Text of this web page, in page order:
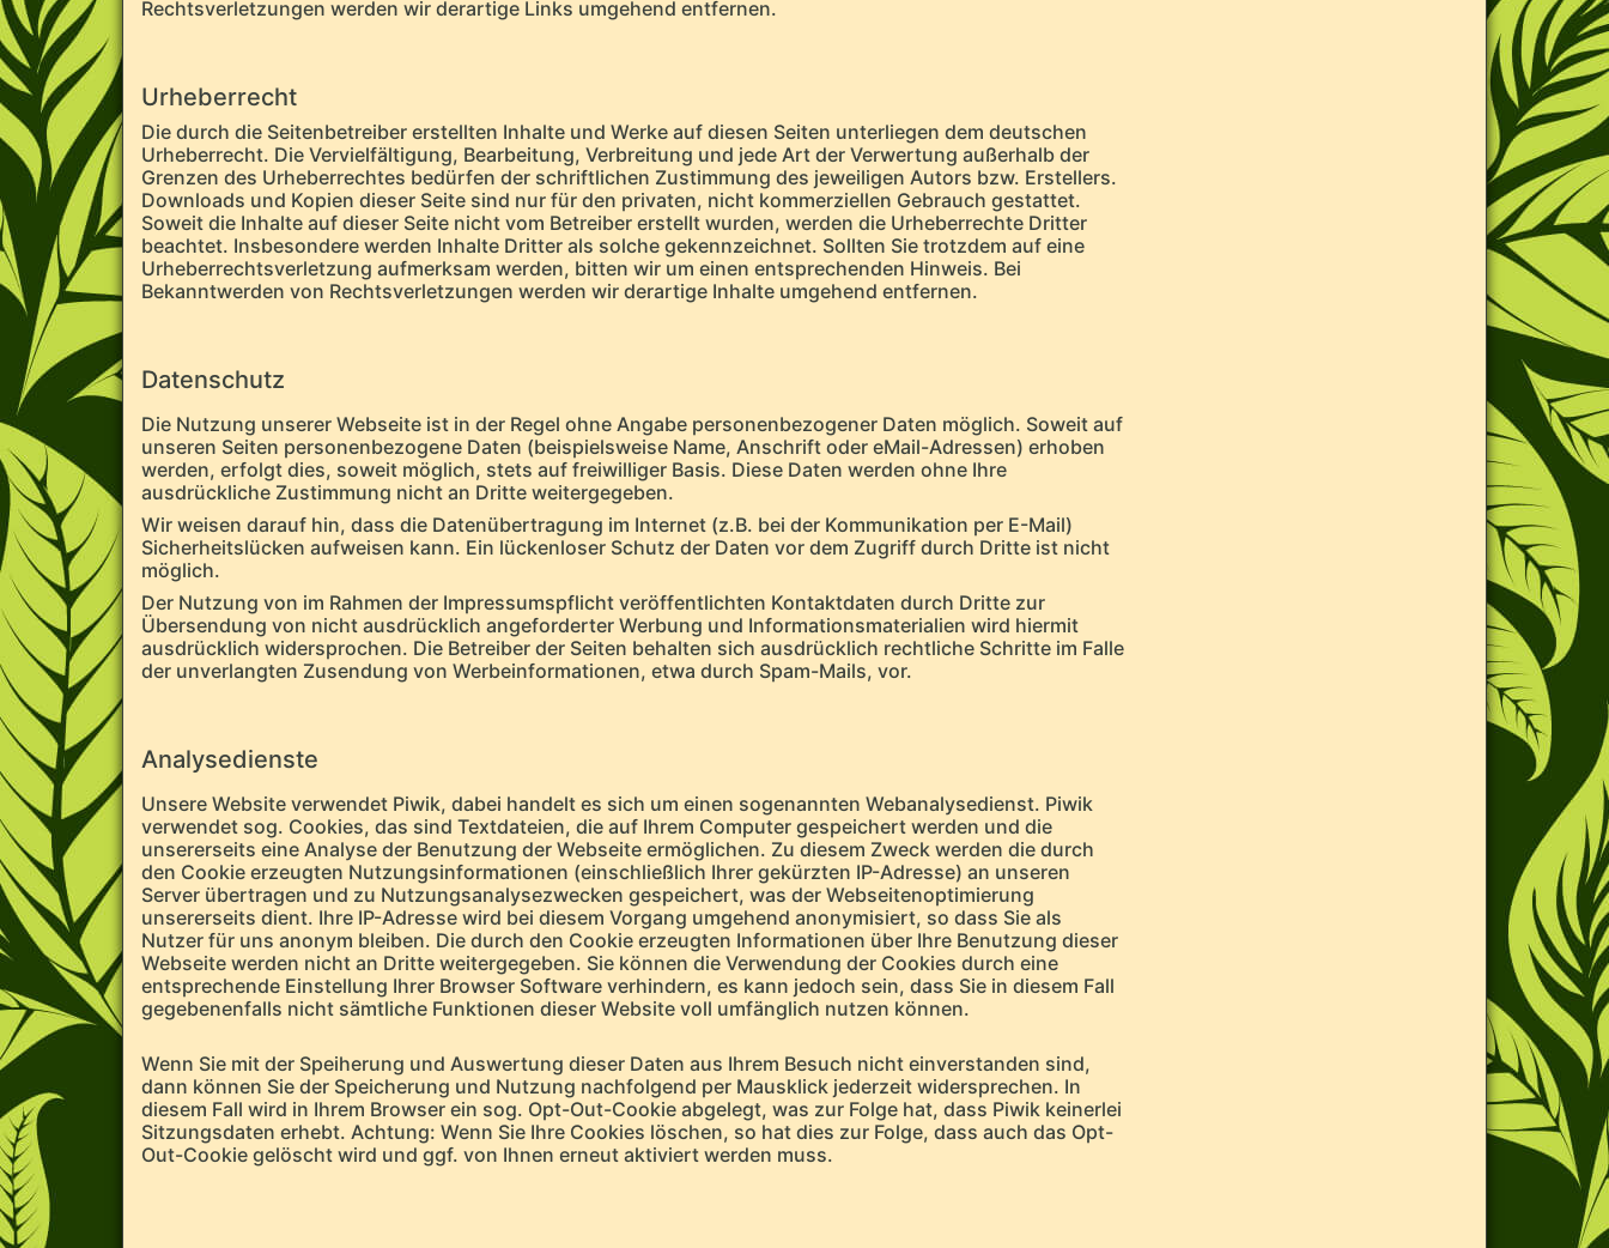
Rechtsverletzungen werden wir derartige Links umgehend entfernen.
Urheberrecht
Die durch die Seitenbetreiber erstellten Inhalte und Werke auf diesen Seiten unterliegen dem deutschen
Urheberrecht. Die Vervielfältigung, Bearbeitung, Verbreitung und jede Art der Verwertung außerhalb der
Grenzen des Urheberrechtes bedürfen der schriftlichen Zustimmung des jeweiligen Autors bzw. Erstellers.
Downloads und Kopien dieser Seite sind nur für den privaten, nicht kommerziellen Gebrauch gestattet.
Soweit die Inhalte auf dieser Seite nicht vom Betreiber erstellt wurden, werden die Urheberrechte Dritter
beachtet. Insbesondere werden Inhalte Dritter als solche gekennzeichnet. Sollten Sie trotzdem auf eine
Urheberrechtsverletzung aufmerksam werden, bitten wir um einen entsprechenden Hinweis. Bei
Bekanntwerden von Rechtsverletzungen werden wir derartige Inhalte umgehend entfernen.
Datenschutz
Die Nutzung unserer Webseite ist in der Regel ohne Angabe personenbezogener Daten möglich. Soweit auf
unseren Seiten personenbezogene Daten (beispielsweise Name, Anschrift oder eMail-Adressen) erhoben
werden, erfolgt dies, soweit möglich, stets auf freiwilliger Basis. Diese Daten werden ohne Ihre
ausdrückliche Zustimmung nicht an Dritte weitergegeben.
Wir weisen darauf hin, dass die Datenübertragung im Internet (z.B. bei der Kommunikation per E-Mail)
Sicherheitslücken aufweisen kann. Ein lückenloser Schutz der Daten vor dem Zugriff durch Dritte ist nicht
möglich.
Der Nutzung von im Rahmen der Impressumspflicht veröffentlichten Kontaktdaten durch Dritte zur
Übersendung von nicht ausdrücklich angeforderter Werbung und Informationsmaterialien wird hiermit
ausdrücklich widersprochen. Die Betreiber der Seiten behalten sich ausdrücklich rechtliche Schritte im Falle
der unverlangten Zusendung von Werbeinformationen, etwa durch Spam-Mails, vor.
Analysedienste
Unsere Website verwendet Piwik, dabei handelt es sich um einen sogenannten Webanalysedienst. Piwik
verwendet sog. Cookies, das sind Textdateien, die auf Ihrem Computer gespeichert werden und die
unsererseits eine Analyse der Benutzung der Webseite ermöglichen. Zu diesem Zweck werden die durch
den Cookie erzeugten Nutzungsinformationen (einschließlich Ihrer gekürzten IP-Adresse) an unseren
Server übertragen und zu Nutzungsanalysezwecken gespeichert, was der Webseitenoptimierung
unsererseits dient. Ihre IP-Adresse wird bei diesem Vorgang umgehend anonymisiert, so dass Sie als
Nutzer für uns anonym bleiben. Die durch den Cookie erzeugten Informationen über Ihre Benutzung dieser
Webseite werden nicht an Dritte weitergegeben. Sie können die Verwendung der Cookies durch eine
entsprechende Einstellung Ihrer Browser Software verhindern, es kann jedoch sein, dass Sie in diesem Fall
gegebenenfalls nicht sämtliche Funktionen dieser Website voll umfänglich nutzen können.
Wenn Sie mit der Speiherung und Auswertung dieser Daten aus Ihrem Besuch nicht einverstanden sind,
dann können Sie der Speicherung und Nutzung nachfolgend per Mausklick jederzeit widersprechen. In
diesem Fall wird in Ihrem Browser ein sog. Opt-Out-Cookie abgelegt, was zur Folge hat, dass Piwik keinerlei
Sitzungsdaten erhebt. Achtung: Wenn Sie Ihre Cookies löschen, so hat dies zur Folge, dass auch das Opt-
Out-Cookie gelöscht wird und ggf. von Ihnen erneut aktiviert werden muss.